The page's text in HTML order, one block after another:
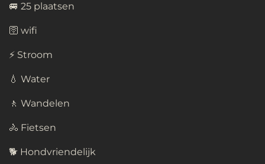
🚐 25 plaatsen
🛜 wifi
⚡ Stroom
💧 Water
🚶 Wandelen
🚴 Fietsen
🐕 Hondvriendelijk